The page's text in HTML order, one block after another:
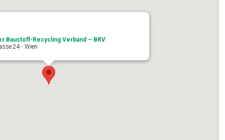
Baustoff-Recycling Verband – BRV
24 - Wien